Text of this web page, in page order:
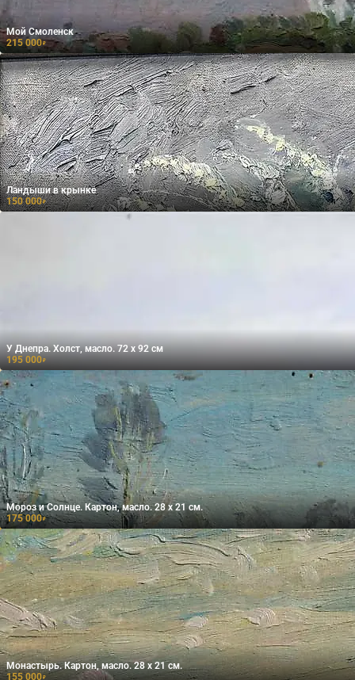
Мой Смоленск
215 000₽
Ландыши в крынке
150 000₽
У Днепра. Холст, масло. 72 х 92 см
195 000₽
Мороз и Солнце. Картон, масло. 28 х 21 см.
175 000₽
Монастырь. Картон, масло. 28 х 21 см.
155 000₽